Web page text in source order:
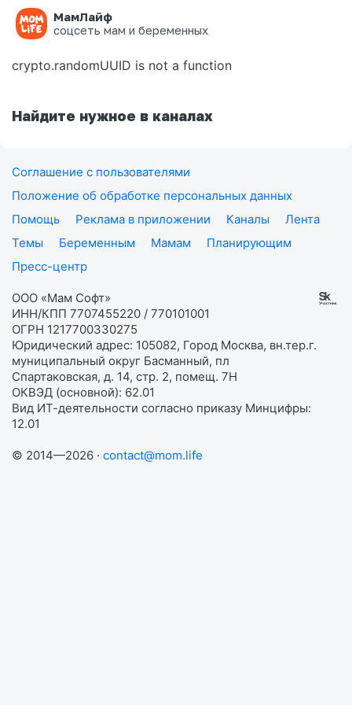
МамЛайф
соцсеть мам и беременных
Ошибка на странице
crypto.randomUUID is not a function
Найдите нужное в каналах
Соглашение с пользователями
Положение об обработке персональных данных
Помощь
Реклама в приложении Каналы
Лента
Темы
Беременным Мамам
Планирующим
Пресс-центр
ООО «Мам Софт»
ИНН/КПП 7707455220 / 770101001
ОГРН 1217700330275
Юридический адрес: 105082, Город Москва, вн.тер.г.
муниципальный округ Басманный, пл
Спартаковская, д. 14, стр. 2, помещ. 7Н
ОКВЭД (основной): 62.01
Вид ИТ-деятельности согласно приказу Минцифры:
12.01
© 2014—2026 · contact@mom.life